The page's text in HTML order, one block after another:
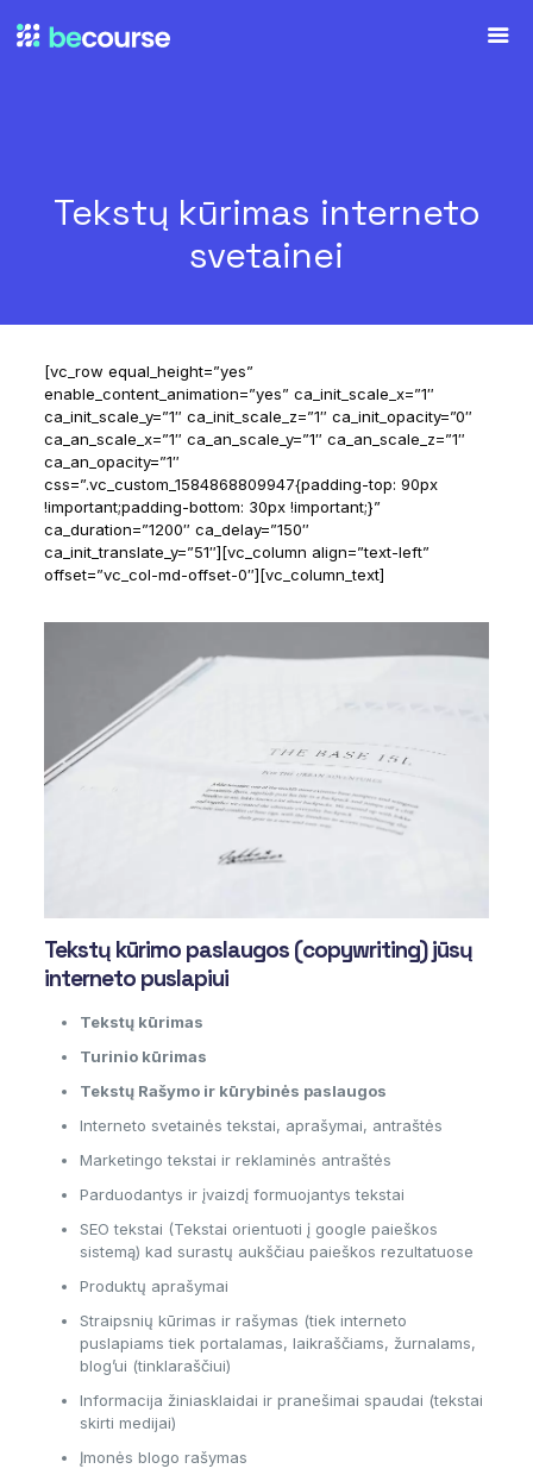
Tekstų kūrimas interneto
svetainei
[vc_row equal_height=”yes”
enable_content_animation=”yes” ca_init_scale_x=”1″
ca_init_scale_y=”1″ ca_init_scale_z=”1″ ca_init_opacity=”0″
ca_an_scale_x=”1″ ca_an_scale_y=”1″ ca_an_scale_z=”1″
ca_an_opacity=”1″
css=”.vc_custom_1584868809947{padding-top: 90px
!important;padding-bottom: 30px !important;}”
ca_duration=”1200″ ca_delay=”150″
ca_init_translate_y=”51″][vc_column align=”text-left”
offset=”vc_col-md-offset-0″][vc_column_text]
Tekstų kūrimo paslaugos (copywriting) jūsų
interneto puslapiui
Tekstų kūrimas
Turinio kūrimas
Tekstų Rašymo ir kūrybinės paslaugos
Interneto svetainės tekstai, aprašymai, antraštės
Marketingo tekstai ir reklaminės antraštės
Parduodantys ir įvaizdį formuojantys tekstai
SEO tekstai (Tekstai orientuoti į google paieškos
sistemą) kad surastų aukščiau paieškos rezultatuose
Produktų aprašymai
Straipsnių kūrimas ir rašymas (tiek interneto
puslapiams tiek portalamas, laikraščiams, žurnalams,
blog’ui (tinklaraščiui)
Informacija žiniasklaidai ir pranešimai spaudai (tekstai
skirti medijai)
Įmonės blogo rašymas